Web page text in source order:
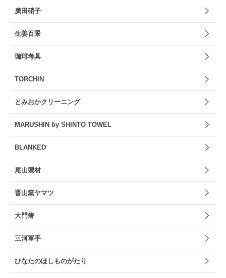
廣田硝子
生姜百景
珈琲考具
TORCHIN
とみおかクリーニング
MARUSHIN by SHINTO TOWEL
BLANKED
尾山製材
晋山窯ヤマツ
大門箸
三河軍手
ひなたのほしものがたり